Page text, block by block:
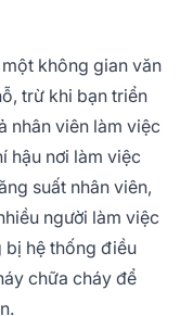
không gian văn
trừ khi bạn triển
nhân viên làm việc
hậu nơi làm việc
suất nhân viên,
người làm việc
bị hệ thống điều
chữa cháy để